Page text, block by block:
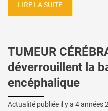
LIRE LA SUITE
TUMEUR
déverrouillent la
encéphalique
Actualité publiée il y a 4 années